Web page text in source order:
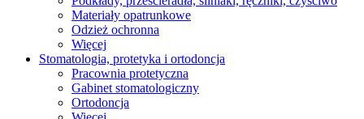
Materiały opatrunkowe
Odzież ochronna
Więcej
Stomatologia, protetyka i ortodoncja
Pracownia protetyczna
Gabinet stomatologiczny
Ortodoncja